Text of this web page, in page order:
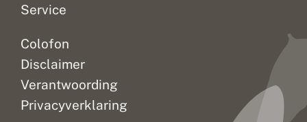
Service
Colofon
Disclaimer
Verantwoording
Privacyverklaring